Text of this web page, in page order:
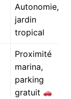
Autonomie,
jardin
tropical
Proximité
marina,
parking
gratuit